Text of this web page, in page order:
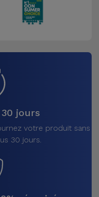
jours
votre produit sans
30 jours.